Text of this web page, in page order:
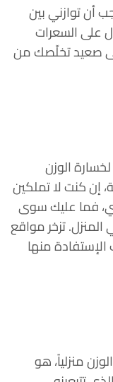
أن توازني بين
على السعرات
صعيد تخلّصك من
الوزن
إن كنت لا تملكين
فما عليك سوى
تزخر مواقع
الإستفادة منها
منزلياً، هو